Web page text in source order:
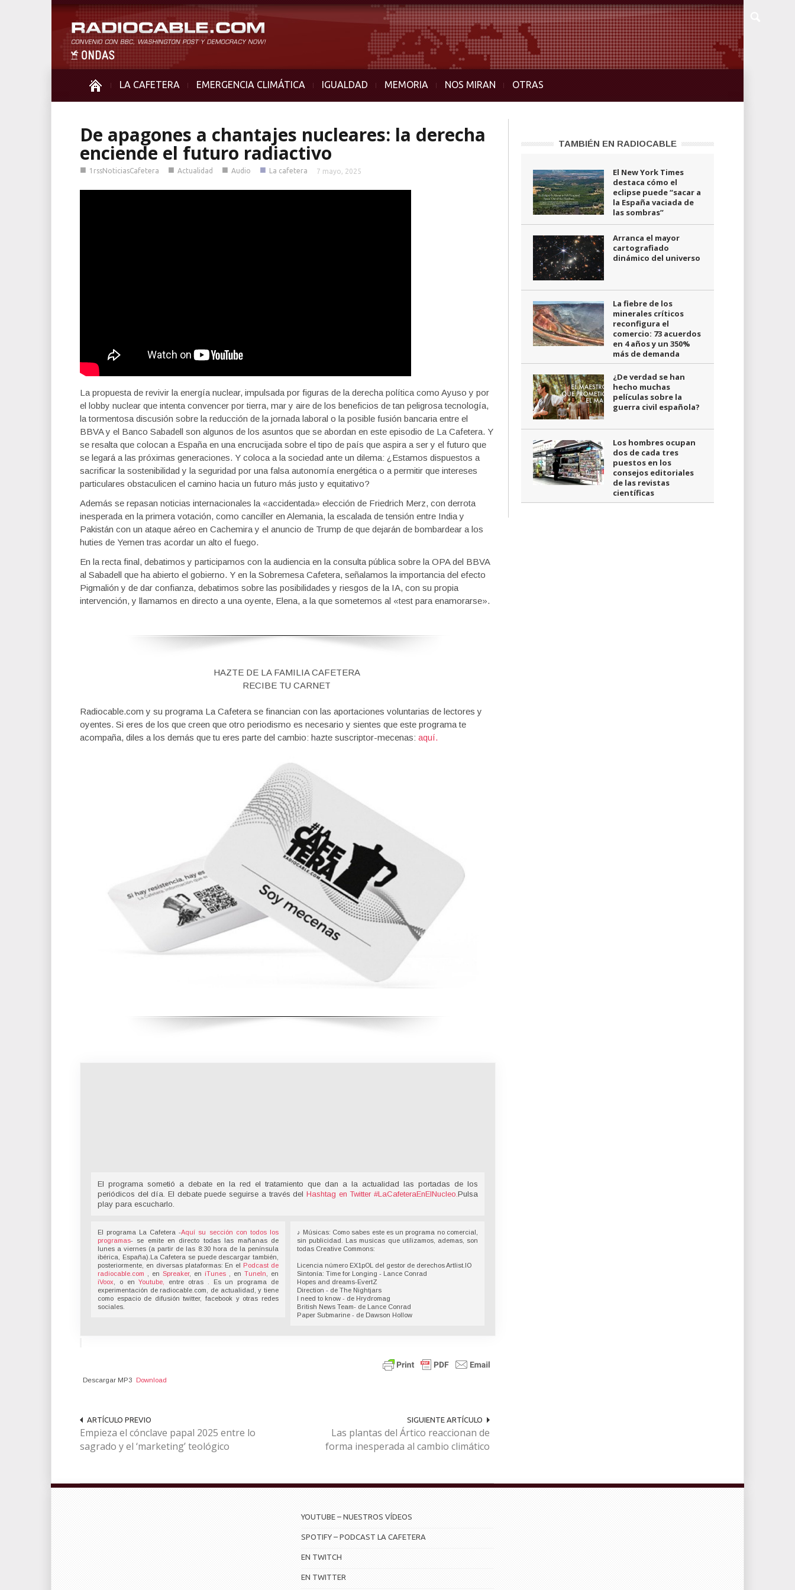
LA CAFETERA EMERGENCIA CLIMÁTICA IGUALDAD MEMORIA NOS MIRAN OTRAS
De apagones a chantajes nucleares: la derecha
enciende el futuro radiactivo
■ 1rssNoticiasCafetera ■ Actualidad ■ Audio ■ La cafetera 7 mayo, 2025
La propuesta de revivir la energía nuclear, impulsada por figuras de la derecha política como Ayuso y por
el lobby nuclear que intenta convencer por tierra, mar y aire de los beneficios de tan peligrosa tecnología,
la tormentosa discusión sobre la reducción de la jornada laboral o la posible fusión bancaria entre el
BBVA y el Banco Sabadell son algunos de los asuntos que se abordan en este episodio de La Cafetera. Y
se resalta que colocan a España en una encrucijada sobre el tipo de país que aspira a ser y el futuro que
se legará a las próximas generaciones. Y coloca a la sociedad ante un dilema: ¿Estamos dispuestos a
sacrificar la sostenibilidad y la seguridad por una falsa autonomía energética o a permitir que intereses
particulares obstaculicen el camino hacia un futuro más justo y equitativo?
Además se repasan noticias internacionales la «accidentada» elección de Friedrich Merz, con derrota
inesperada en la primera votación, como canciller en Alemania, la escalada de tensión entre India y
Pakistán con un ataque aéreo en Cachemira y el anuncio de Trump de que dejarán de bombardear a los
huties de Yemen tras acordar un alto el fuego.
En la recta final, debatimos y participamos con la audiencia en la consulta pública sobre la OPA del BBVA
al Sabadell que ha abierto el gobierno. Y en la Sobremesa Cafetera, señalamos la importancia del efecto
Pigmalión y de dar confianza, debatimos sobre las posibilidades y riesgos de la IA, con su propia
intervención, y llamamos en directo a una oyente, Elena, a la que sometemos al «test para enamorarse».
HAZTE DE LA FAMILIA CAFETERA
RECIBE TU CARNET
Radiocable.com y su programa La Cafetera se financian con las aportaciones voluntarias de lectores y
oyentes. Si eres de los que creen que otro periodismo es necesario y sientes que este programa te
acompaña, diles a los demás que tu eres parte del cambio: hazte suscriptor-mecenas: aquí.
El programa sometió a debate en la red el tratamiento que dan a la actualidad las portadas de los
periódicos del día. El debate puede seguirse a través del Hashtag en Twitter #LaCafeteraEnElNucleo Pulsa
play para escucharlo.
El programa La Cafetera -Aquí su sección con todos los
programas- se emite en directo todas las mañanas de
lunes a viernes (a partir de las 8:30 hora de la península
ibérica, España).La Cafetera se puede descargar también,
posteriormente, en diversas plataformas: En el Podcast de
radiocable.com
, en Spreaker, en iTunes , en TuneIn , en
iVoox , o enYoutube,
entre otras . Es un programa de
experimentación de radiocable.com, de actualidad, y tiene
como espacio de difusión twitter, facebook y otras redes
sociales.
♪ Músicas: Como sabes este es un programa no comercial,
sin publicidad. Las musicas que utilizamos, ademas, son
todas Creative Commons:
Licencia número EX1pOL del gestor de derechos Artlist.IO
Sintonía: Time for Longing - Lance Conrad
Hopes and dreams-EvertZ
Direction - de The Nightjars
I need to know - de Hrydromag
British News Team- de Lance Conrad
Paper Submarine - de Dawson Hollow
Descargar MP3 Download
ARTÍCULO PREVIO
Empieza el cónclave papal 2025 entre lo
sagrado y el ‘marketing’ teológico
SIGUIENTE ARTÍCULO
Las plantas del Ártico reaccionan de
forma inesperada al cambio climático
TAMBIÉN EN RADIOCABLE
El New York Times
destaca cómo el
eclipse puede “sacar a
la España vaciada de
las sombras”
Arranca el mayor
cartografiado
dinámico del universo
La fiebre de los
minerales críticos
reconfigura el
comercio: 73 acuerdos
en 4 años y un 350%
más de demanda
¿De verdad se han
hecho muchas
películas sobre la
guerra civil española?
Los hombres ocupan
dos de cada tres
puestos en los
consejos editoriales
de las revistas
científicas
YOUTUBE – NUESTROS VÍDEOS
SPOTIFY – PODCAST LA CAFETERA
EN TWITCH
EN TWITTER